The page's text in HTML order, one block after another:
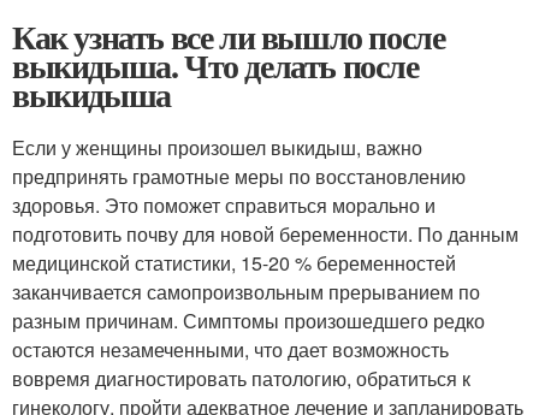
Как узнать все ли вышло после
выкидыша. Что делать после
выкидыша
Если у женщины произошел выкидыш, важно
предпринять грамотные меры по восстановлению
здоровья. Это поможет справиться морально и
подготовить почву для новой беременности. По данным
медицинской статистики, 15-20 % беременностей
заканчивается самопроизвольным прерыванием по
разным причинам. Симптомы произошедшего редко
остаются незамеченными, что дает возможность
вовремя диагностировать патологию, обратиться к
гинекологу, пройти адекватное лечение и запланировать